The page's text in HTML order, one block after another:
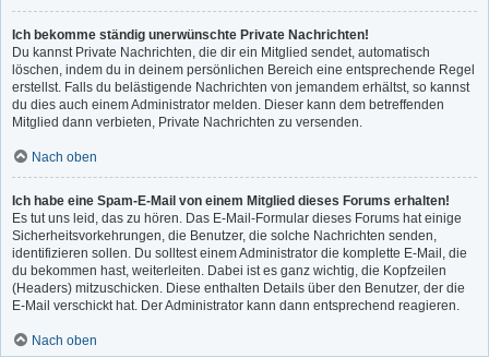
Ich bekomme ständig unerwünschte Private Nachrichten!
Du kannst Private Nachrichten, die dir ein Mitglied sendet, automatisch
löschen, indem du in deinem persönlichen Bereich eine entsprechende Regel
erstellst. Falls du belästigende Nachrichten von jemandem erhältst, so kannst
du dies auch einem Administrator melden. Dieser kann dem betreffenden
Mitglied dann verbieten, Private Nachrichten zu versenden.
Nach oben
Ich habe eine Spam-E-Mail von einem Mitglied dieses Forums erhalten!
Es tut uns leid, das zu hören. Das E-Mail-Formular dieses Forums hat einige
Sicherheitsvorkehrungen, die Benutzer, die solche Nachrichten senden,
identifizieren sollen. Du solltest einem Administrator die komplette E-Mail, die
du bekommen hast, weiterleiten. Dabei ist es ganz wichtig, die Kopfzeilen
(Headers) mitzuschicken. Diese enthalten Details über den Benutzer, der die
E-Mail verschickt hat. Der Administrator kann dann entsprechend reagieren.
Nach oben